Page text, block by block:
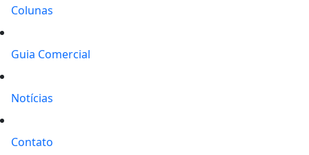
Colunas
Guia Comercial
Notícias
Contato